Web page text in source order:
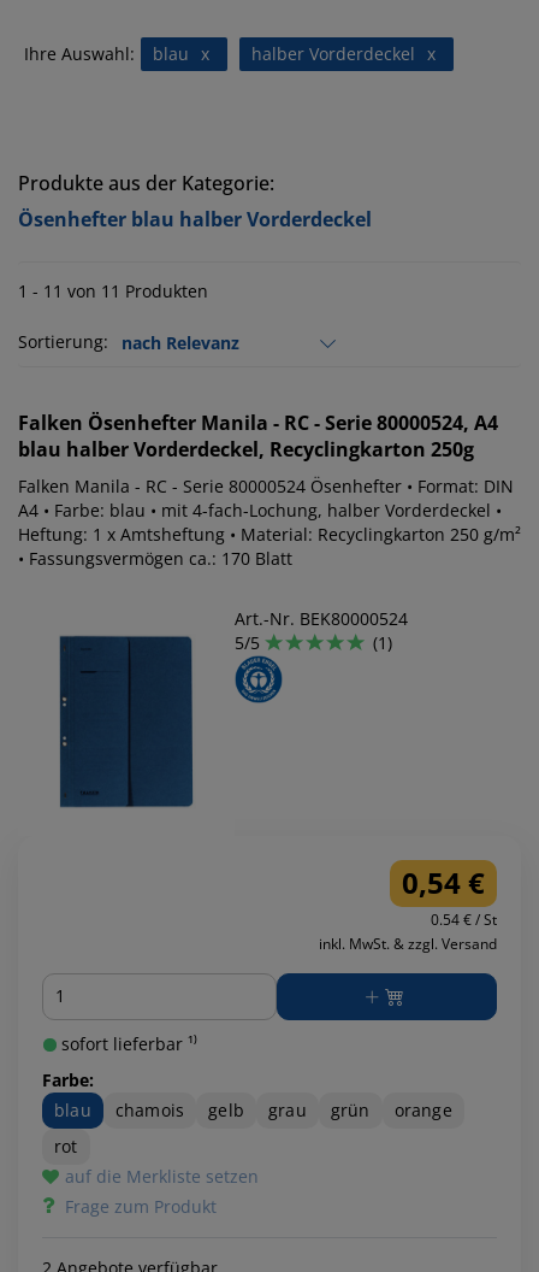
Ihre Auswahl: x
blau x
halber Vorderdeckel
Produkte aus der Kategorie:
Ösenhefter blau halber Vorderdeckel
1 - 11 von 11 Produkten
Sortierung:
Falken Ösenhefter Manila - RC - Serie 80000524, A4
blau halber Vorderdeckel, Recyclingkarton 250g
Falken Manila - RC - Serie 80000524 Ösenhefter • Format: DIN
A4 • Farbe: blau • mit 4-fach-Lochung, halber Vorderdeckel •
Heftung: 1 x Amtsheftung • Material: Recyclingkarton 250 g/m²
• Fassungsvermögen ca.: 170 Blatt
Art.-Nr. BEK80000524
5/5
(1)
0,54 €
0.54 € / St
inkl. MwSt. & zzgl. Versand
Menge
sofort lieferbar ¹⁾
Farbe:
blau
chamois gelb grau grün
orange
rot
auf die Merkliste setzen
Frage zum Produkt
2 Angebote verfügbar